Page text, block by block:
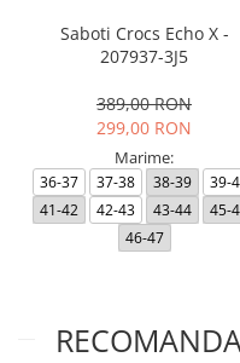
Saboti Crocs Echo X -
207937-3J5
389,00 RON
299,00 RON
Marime:
36-37 37-38 38-39
39-
41-42
42-43 43-44
45-
46-47